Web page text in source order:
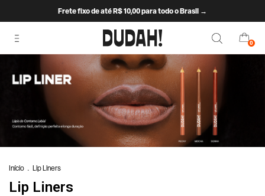
Frete fixo de até R$ 10,00 para todo o Brasil →
0
Início . Lip Liners
Lip Liners